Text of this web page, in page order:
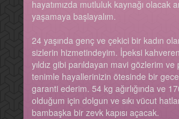
hayatımızda mutluluk kaynağı olacak
yaşamaya başlayalım.
24 yaşında genç ve çekici bir kadın
sizlerin hizmetindeyim. İpeksi
yıldız gibi parıldayan mavi gözlerim ve
tenimle hayallerinizin ötesinde bir gece
garanti ederim. 54 kg ağırlığında ve
olduğum için dolgun ve sıkı vücut
bambaşka bir zevk kapısı açacak.